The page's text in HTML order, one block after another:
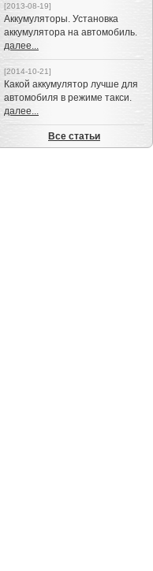
[2013-08-19]
Аккумуляторы. Установка
аккумулятора на автомобиль.
далее...
[2014-10-21]
Какой аккумулятор лучше для
автомобиля в режиме такси.
далее...
Все статьи